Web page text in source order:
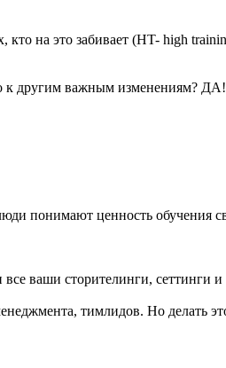
на это забивает (HT- high
к другим важным изменениям? ДА!
понимают ценность обучения
все ваши сторителинги, сеттинги
тимлидов. Но делать